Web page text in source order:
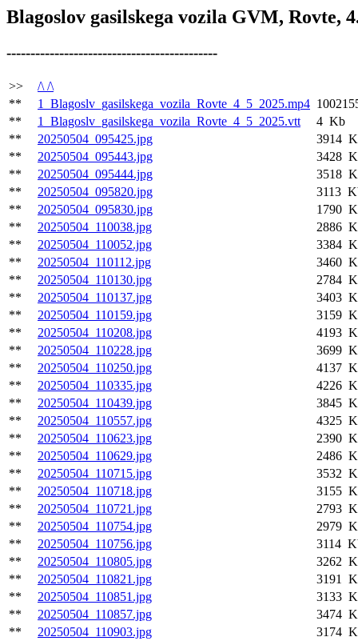
Blagoslov gasilskega vozila GVM, Rovte,
--------------------------------------------
>>
/\ /\
**
1_Blagoslv_gasilskega_vozila_Rovte_4_5_2025.mp4
**
1_Blagoslv_gasilskega_vozila_Rovte_4_5_2025.vtt
4 Kb
**
20250504_095425.jpg
3914
**
20250504_095443.jpg
3428
**
20250504_095444.jpg
3518
**
20250504_095820.jpg
3113
**
20250504_095830.jpg
1790
**
20250504_110038.jpg
2886
**
20250504_110052.jpg
3384
**
20250504_110112.jpg
3460
**
20250504_110130.jpg
2784
**
20250504_110137.jpg
3403
**
20250504_110159.jpg
3159
**
20250504_110208.jpg
4193
**
20250504_110228.jpg
3699
**
20250504_110250.jpg
4137
**
20250504_110335.jpg
4226
**
20250504_110439.jpg
3845
**
20250504_110557.jpg
4325
**
20250504_110623.jpg
2390
**
20250504_110629.jpg
2486
**
20250504_110715.jpg
3532
**
20250504_110718.jpg
3155
**
20250504_110721.jpg
2793
**
20250504_110754.jpg
2979
**
20250504_110756.jpg
3114
**
20250504_110805.jpg
3262
**
20250504_110821.jpg
3191
**
20250504_110851.jpg
3133
**
20250504_110857.jpg
3474
**
20250504_110903.jpg
3174